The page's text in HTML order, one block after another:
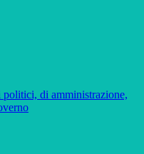
di amministrazione,